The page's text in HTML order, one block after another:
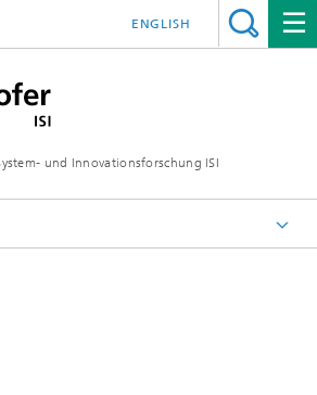
und Innovationsforschung ISI
ENGLISH